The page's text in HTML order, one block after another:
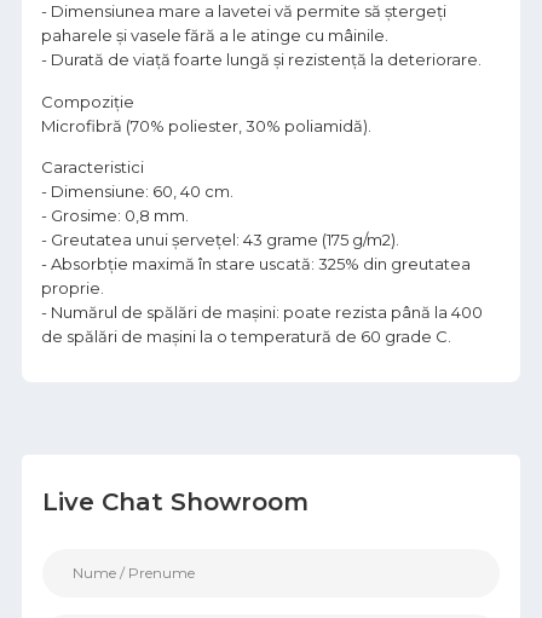
Live Chat Showroom
- Dimensiunea mare a lavetei vă permite să ștergeți
paharele și vasele fără a le atinge cu mâinile.
- Durată de viață foarte lungă și rezistență la deteriorare.
Compoziție
Microfibră (70% poliester, 30% poliamidă).
Caracteristici
- Dimensiune: 60, 40 cm.
- Grosime: 0,8 mm.
- Greutatea unui șervețel: 43 grame (175 g/m2).
- Absorbție maximă în stare uscată: 325% din greutatea
proprie.
- Numărul de spălări de mașini: poate rezista până la 400
de spălări de mașini la o temperatură de 60 grade C.